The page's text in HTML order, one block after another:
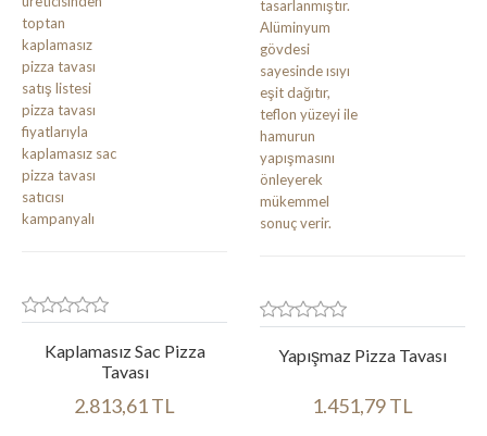
Kaplamasız Sac Pizza
Tavası
2.813,61 TL
Yapışmaz Pizza Tavası
1.451,79 TL